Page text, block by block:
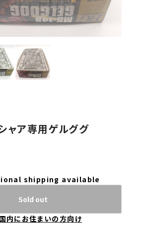
ャア専用ゲルググ
shipping available
Sold out
内にお住まいの方向け